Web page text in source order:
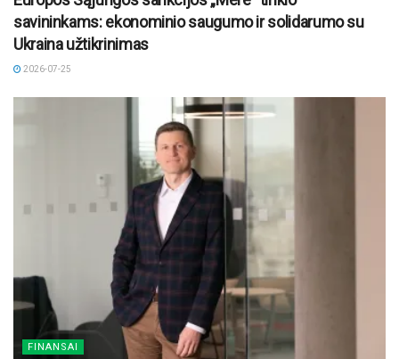
savininkams: ekonominio saugumo ir solidarumo su
Ukraina užtikrinimas
2026-07-25
FINANSAI